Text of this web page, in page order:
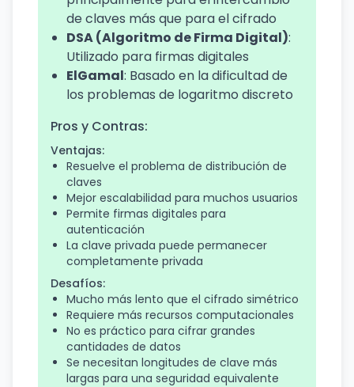
de claves más que para el cifrado
DSA (Algoritmo de Firma Digital):
Utilizado para firmas digitales
ElGamal: Basado en la dificultad de
los problemas de logaritmo discreto
Pros y Contras:
Ventajas:
Resuelve el problema de distribución de
claves
Mejor escalabilidad para muchos usuarios
Permite firmas digitales para
autenticación
La clave privada puede permanecer
completamente privada
Desafíos:
Mucho más lento que el cifrado simétrico
Requiere más recursos computacionales
No es práctico para cifrar grandes
cantidades de datos
Se necesitan longitudes de clave más
largas para una seguridad equivalente